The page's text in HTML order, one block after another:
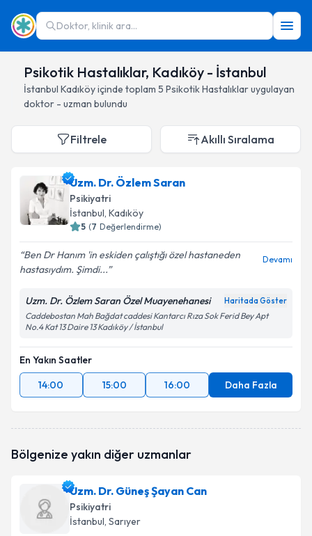
Doktor, klinik ara...
Psikotik Hastalıklar, Kadıköy - İstanbul
İstanbul Kadıköyiçinde toplam 5 Psikotik Hastalıklaruygulayan
doktor - uzman bulundu
Filtrele Akıllı Sıralama
Uzm. Dr. Özlem Saran
Psikiyatri
İstanbul, Kadıköy
5 (7 Değerlendirme)
Ben Dr Hanım 'in eskiden çalıştığı özel hastaneden
hastasıydım. Şimdi...
Devamı
Uzm. Dr. Özlem Saran Özel Muayenehanesi Haritada Göster
Caddebostan Mah Bağdat caddesi Kantarcı Rıza Sok Ferid Bey Apt
No.4 Kat 13 Daire 13 Kadıköy / İstanbul
En Yakın Saatler
14:00
15:00 16:00 Daha Fazla
Bölgenize yakın diğer uzmanlar
Uzm. Dr. Güneş Şayan Can
Psikiyatri
İstanbul, Sarıyer